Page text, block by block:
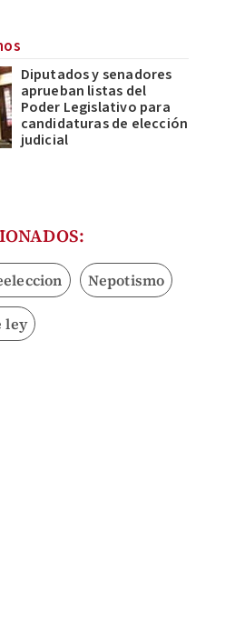
Diputados y senadores
aprueban listas del
Poder Legislativo para
candidaturas de elección
judicial
Nepotismo
ley